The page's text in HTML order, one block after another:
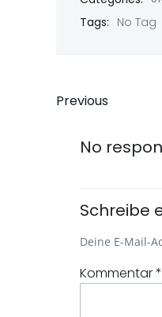
Tags: No Tag
Previous
No
Schreibe
Deine E-Mail-
Kommentar*